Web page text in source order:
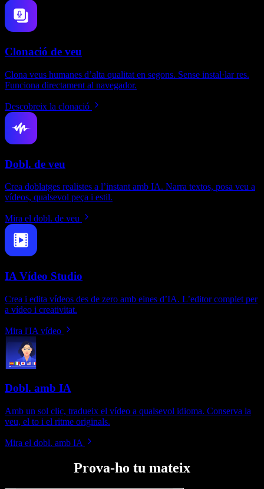
Clonació de veu
Clona veus humanes d’alta qualitat en segons. Sense instal·lar res.
Funciona directament al navegador.
Descobreix la clonació
Dobl. de veu
Crea doblatges realistes a l’instant amb IA. Narra textos, posa veu a
vídeos, qualsevol peça i estil.
Mira el dobl. de veu
IA Vídeo Studio
Crea i edita vídeos des de zero amb eines d’IA. L’editor complet per
a vídeo i creativitat.
Mira l'IA vídeo
Dobl. amb IA
Amb un sol clic, tradueix el vídeo a qualsevol idioma. Conserva la
veu, el to i el ritme originals.
Mira el dobl. amb IA
Prova-ho tu mateix